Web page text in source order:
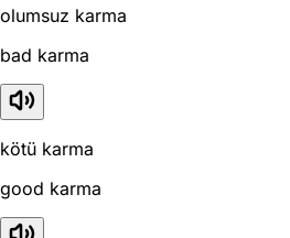
olumsuz karma
bad karma
kötü karma
good karma